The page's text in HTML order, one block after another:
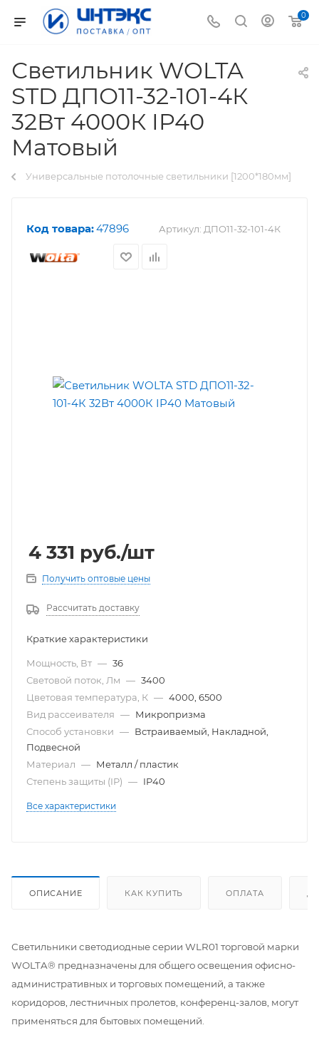
0
Светильник WOLTA
STD ДПО11-32-101-4К
32Вт 4000К IP40
Матовый
Универсальные потолочные светильники [1200*180мм]
Код товара:47896 Артикул: ДПО11-32-101-4К
4 331 руб./шт
Получить оптовые цены
Рассчитать доставку
Краткие характеристики
Мощность, Вт — 36
Световой поток, Лм — 3400
Цветовая температура, К — 4000, 6500
Вид рассеивателя — Микропризма
Способ установки — Встраиваемый, Накладной,
Подвесной
Материал — Металл / пластик
Степень защиты (IP) — IP40
Все характеристики
ОПИСАНИЕ КАК КУПИТЬ ОПЛАТА
Светильники светодиодные серии WLR01 торговой марки
WOLTA® предназначены для общего освещения офисно-
административных и торговых помещений, а также
коридоров, лестничных пролетов, конференц-залов, могут
применяться для бытовых помещений.